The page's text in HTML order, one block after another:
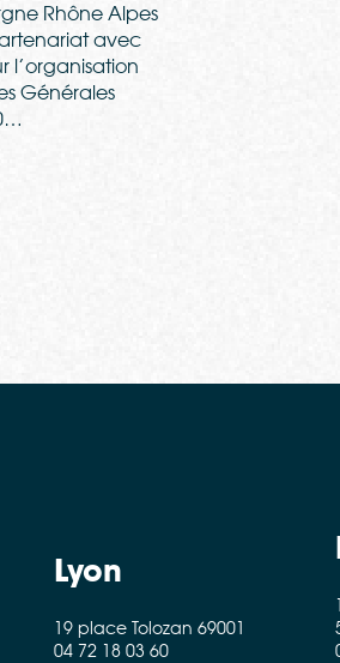
Rhône Alpes
avec
l’organisation
Générales
Lyon
19 place Tolozan 69001
04 72 18 03 60